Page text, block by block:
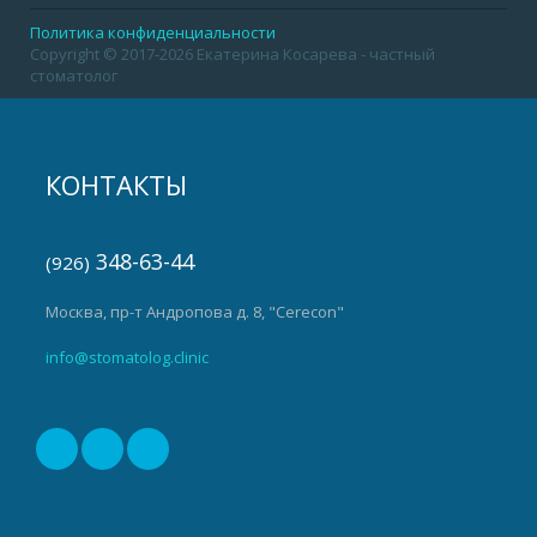
Политика конфиденциальности
Copyright © 2017-2026 Екатерина Косарева - частный
стоматолог
КОНТАКТЫ
(926) 348-63-44
Москва, пр-т Андропова д. 8, "Cerecon"
info@stomatolog.clinic